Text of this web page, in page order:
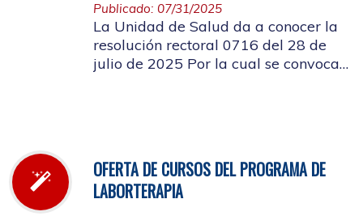
Publicado: 07/31/2025
La Unidad de Salud da a conocer la
resolución rectoral 0716 del 28 de
julio de 2025 Por la cual se convoca
OFERTA DE CURSOS DEL PROGRAMA DE
LABORTERAPIA